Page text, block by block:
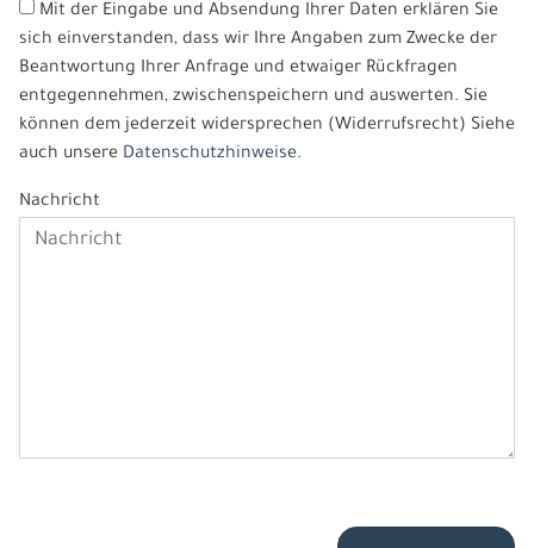
Mit der Eingabe und Absendung Ihrer Daten erklären Sie
sich einverstanden, dass wir Ihre Angaben zum Zwecke der
Beantwortung Ihrer Anfrage und etwaiger Rückfragen
entgegennehmen, zwischenspeichern und auswerten. Sie
können dem jederzeit widersprechen (Widerrufsrecht) Siehe
auch unsere Datenschutzhinweise.
Nachricht